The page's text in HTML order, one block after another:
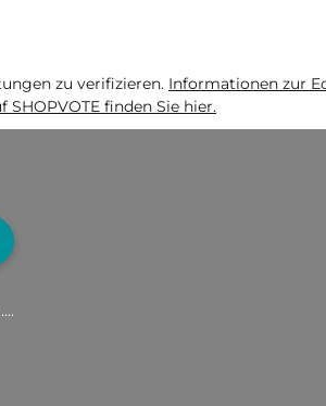
zu verifizieren. Informationen zur
finden Sie hier.